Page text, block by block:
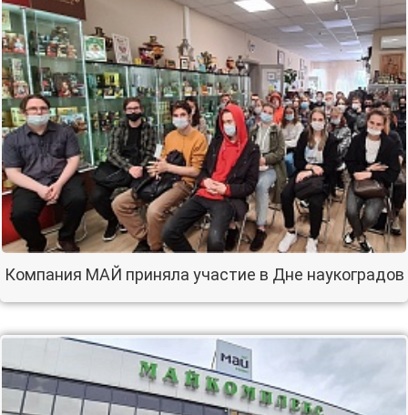
Компания МАЙ приняла участие в Дне наукоградов